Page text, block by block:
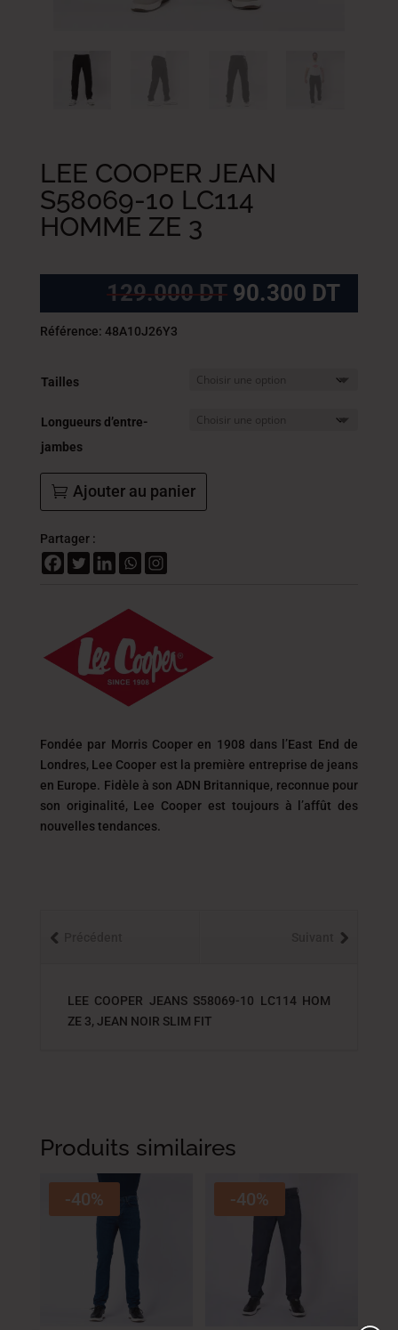
LEE COOPER JEAN
S58069-10 LC114
HOMME ZE 3
129.000DT Le
prix
129.000
DT.
90.300 DTLe
prix
Référence: 48A10J26Y3
Tailles
Longueurs d’entre-
jambes
Ajouter au panier
Partager :
Fondée par Morris Cooper en 1908 dans l’East End de
Londres, Lee Cooper est la première entreprise de jeans
en Europe. Fidèle à son ADN Britannique, reconnue pour
son originalité, Lee Cooper est toujours à l’affût des
nouvelles tendances.
LEE COOPER JEANS S58069-10 LC114 HOM
ZE 3, JEAN NOIR SLIM FIT
Produits similaires
-40% -40%